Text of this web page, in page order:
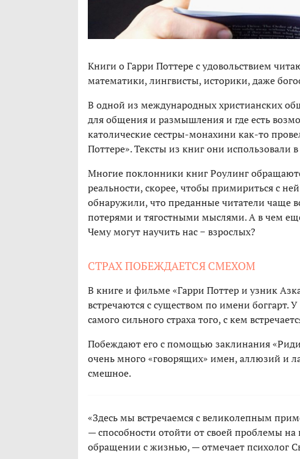
Книги о Гарри Поттере с удовольствием
математики, лингвисты, историки, даже
В одной из международных христианских
для общения и размышления и где есть
католические сестры-монахини как-то
Поттере». Тексты из книг они использовали
Многие поклонники книг Роулинг
реальности, скорее, чтобы примириться с
обнаружили, что преданные читатели чаще
потерями и тягостными мыслями. А в чем
Чему могут научить нас − взрослых?
СТРАХ ПОБЕЖДАЕТСЯ СМЕХОМ
В книге и фильме «Гарри Поттер и узник
встречаются с существом по имени
самого сильного страха того, с кем
Побеждают его с помощью заклинания
очень много «говорящих» имен, аллюзий и
смешное.
«Здесь мы встречаемся с великолепным
— способности отойти от своей проблемы на
обращении с жизнью, — отмечает психолог